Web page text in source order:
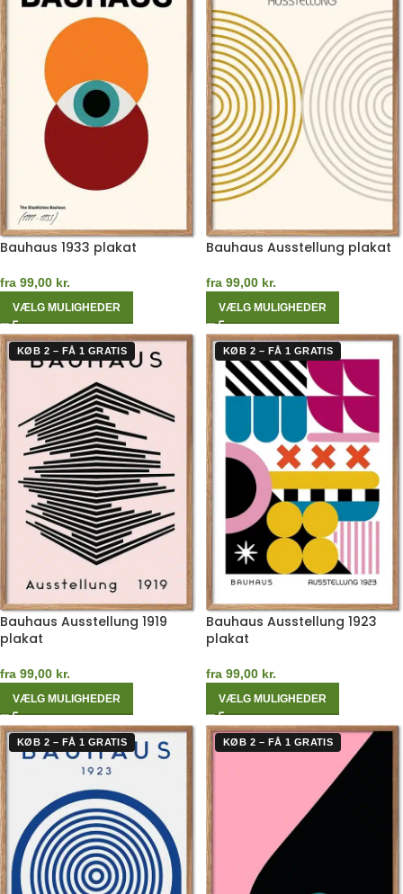
Bauhaus 1933 plakat
fra 99,00 kr.
VÆLG MULIGHEDER
Bauhaus Ausstellung plakat
fra 99,00 kr.
VÆLG MULIGHEDER
KØB 2 – FÅ 1 GRATIS
Bauhaus Ausstellung 1919
plakat
fra 99,00 kr.
VÆLG MULIGHEDER
KØB 2 – FÅ 1 GRATIS
Bauhaus Ausstellung 1923
plakat
fra 99,00 kr.
VÆLG MULIGHEDER
KØB 2 – FÅ 1 GRATIS KØB 2 – FÅ 1 GRATIS